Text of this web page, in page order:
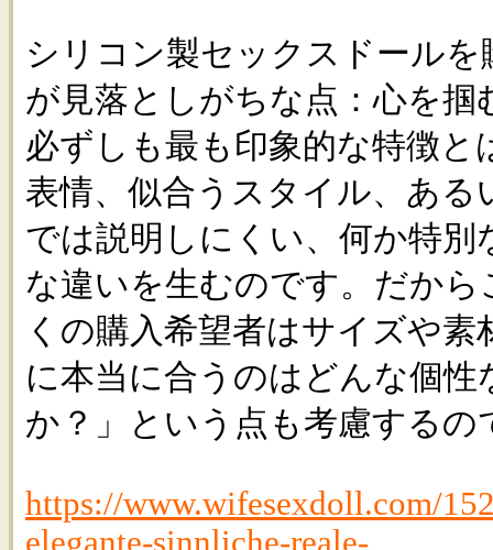
シリコン製セックスドール
が見落としがちな点：心を掴
必ずしも最も印象的な特徴と
表情、似合うスタイル、ある
では説明しにくい、何か特別
な違いを生むのです。だから
くの購入希望者はサイズや
に本当に合うのはどんな個性
か？」という点も考慮するの
https://www.wifesexdoll.com/
elegante-sinnliche-reale-